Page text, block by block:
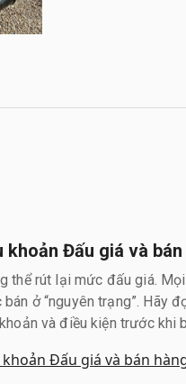
khoản Đấu giá và bán
thể rút lại mức đấu giá.
ở “nguyên trạng”. Hãy
và điều kiện trước khi
Đấu giá và bán